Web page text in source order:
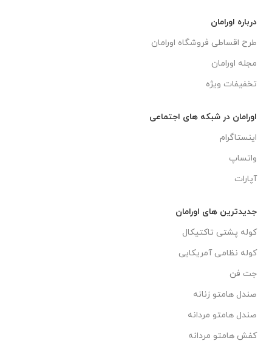
درباره اورامان
طرح اقساطی فروشگاه اورامان
مجله اورامان
تخفیفات ویژه
اورامان در شبکه های اجتماعی
اینستاگرام
واتساپ
آپارات
جدیدترین های اورامان
کوله پشتی تاکتیکال
کوله نظامی آمریکایی
جت فن
صندل هامتو زنانه
صندل هامتو مردانه
کفش هامتو مردانه